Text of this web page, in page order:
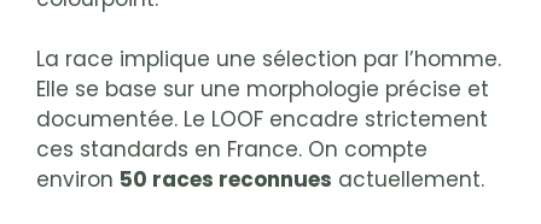
La race implique une sélection par l’homme.
Elle se base sur une morphologie précise et
documentée. Le LOOF encadre strictement
ces standards en France. On compte
environ 50 races reconnues actuellement.